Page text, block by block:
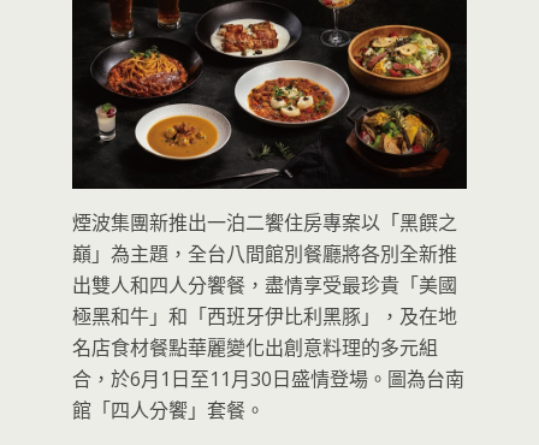
煙波集團新推出一泊二饗住房專案以「黑饌之
巔」為主題，全台八間館別餐廳將各別全新推
出雙人和四人分饗餐，盡情享受最珍貴「美國
極黑和牛」和「西班牙伊比利黑豚」，及在地
名店食材餐點華麗變化出創意料理的多元組
合，於6月1日至11月30日盛情登場。圖為台南
館「四人分饗」套餐。